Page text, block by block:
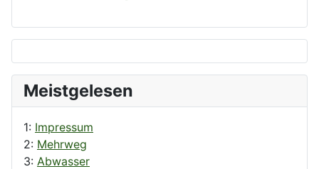
Meistgelesen
1: Impressum
2: Mehrweg
3: Abwasser